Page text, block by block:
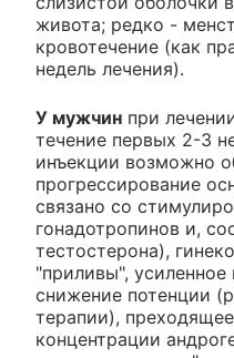
живота; редко -
кровотечение (как
недель лечения).
У мужчин при
течение первых 2-3
инъекции возможно
прогрессирование
связано со
гонадотропинов и,
тестостерона),
"приливы", усиленное
снижение потенции
терапии),
концентрации